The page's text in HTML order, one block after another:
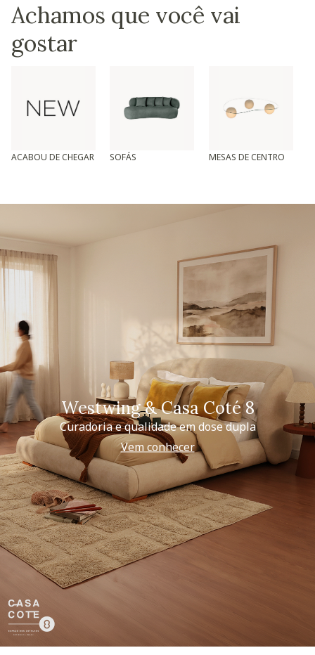
Achamos que você vai
gostar
ACABOU DE CHEGAR SOFÁS MESAS DE CENTRO
Westwing & Casa Coté 8
Curadoria e qualidade em dose dupla
Vem conhecer